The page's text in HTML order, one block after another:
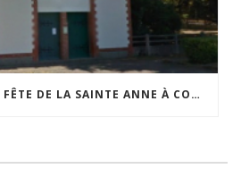
ANNULATION DE LA FÊTE DE LA SAINTE ANNE À COMBERGE